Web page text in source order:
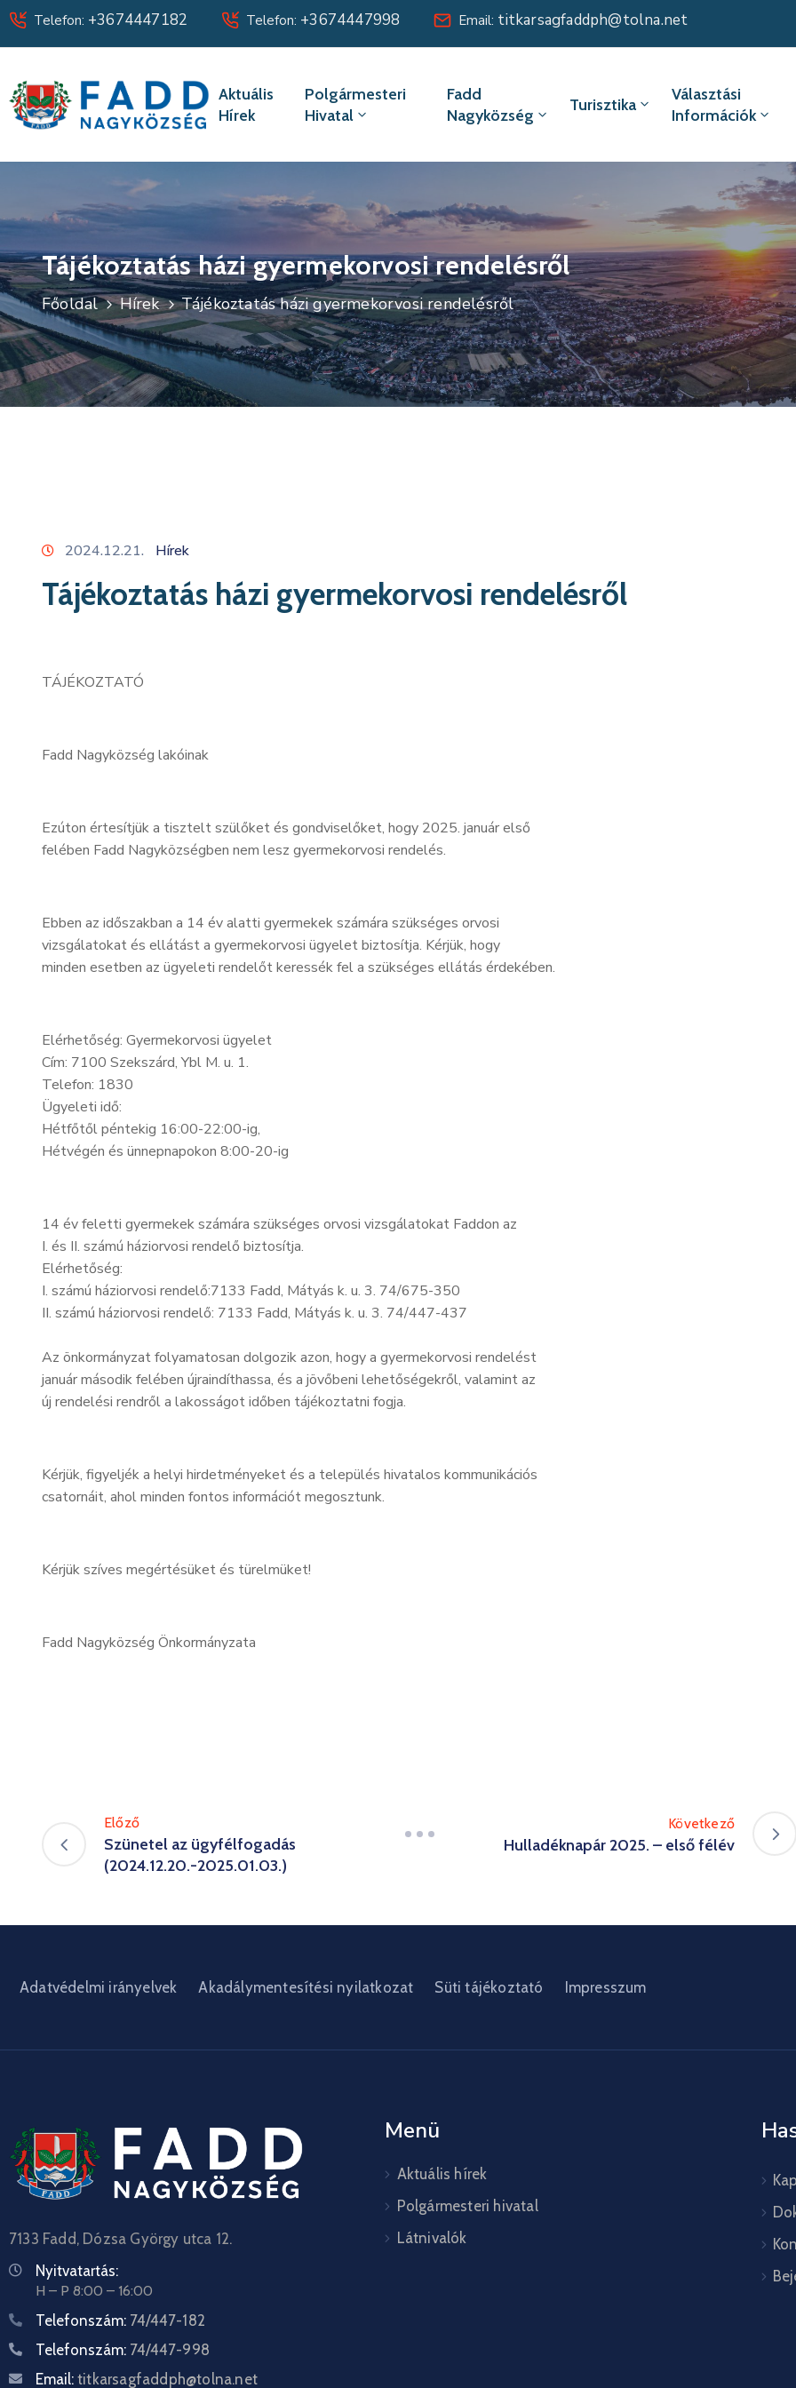
Telefon: +3674447182 Telefon: +3674447998 Email: titkarsagfaddph@tolna.net
Aktuális
Hírek
Polgármesteri
Hivatal
Fadd
Nagyközség
Turisztika
Választási
Információk
Tájékoztatás házi gyermekorvosi rendelésről
Főoldal Hírek Tájékoztatás házi gyermekorvosi rendelésről
2024.12.21. Hírek
Tájékoztatás házi gyermekorvosi rendelésről
TÁJÉKOZTATÓ
Fadd Nagyközség lakóinak
Ezúton értesítjük a tisztelt szülőket és gondviselőket, hogy 2025. január első
felében Fadd Nagyközségben nem lesz gyermekorvosi rendelés.
Ebben az időszakban a 14 év alatti gyermekek számára szükséges orvosi
vizsgálatokat és ellátást a gyermekorvosi ügyelet biztosítja. Kérjük, hogy
minden esetben az ügyeleti rendelőt keressék fel a szükséges ellátás érdekében.
Elérhetőség: Gyermekorvosi ügyelet
Cím: 7100 Szekszárd, Ybl M. u. 1.
Telefon: 1830
Ügyeleti idő:
Hétfőtől péntekig 16:00-22:00-ig,
Hétvégén és ünnepnapokon 8:00-20-ig
14 év feletti gyermekek számára szükséges orvosi vizsgálatokat Faddon az
I. és II. számú háziorvosi rendelő biztosítja.
Elérhetőség:
I. számú háziorvosi rendelő:7133 Fadd, Mátyás k. u. 3. 74/675-350
II. számú háziorvosi rendelő: 7133 Fadd, Mátyás k. u. 3. 74/447-437
Az önkormányzat folyamatosan dolgozik azon, hogy a gyermekorvosi rendelést
január második felében újraindíthassa, és a jövőbeni lehetőségekről, valamint az
új rendelési rendről a lakosságot időben tájékoztatni fogja.
Kérjük, figyeljék a helyi hirdetményeket és a település hivatalos kommunikációs
csatornáit, ahol minden fontos információt megosztunk.
Kérjük szíves megértésüket és türelmüket!
Fadd Nagyközség Önkormányzata
Előző
Szünetel az ügyfélfogadás
(2024.12.20.-2025.01.03.)
Következő
Hulladéknapár 2025. – első félév
Adatvédelmi irányelvek Akadálymentesítési nyilatkozat Süti tájékoztató Impresszum
7133 Fadd, Dózsa György utca 12.
Nyitvatartás:
H – P 8:00 – 16:00
Telefonszám: 74/447-182
Telefonszám: 74/447-998
Email: titkarsagfaddph@tolna.net
Menü
Aktuális hírek
Polgármesteri hivatal
Látnivalók